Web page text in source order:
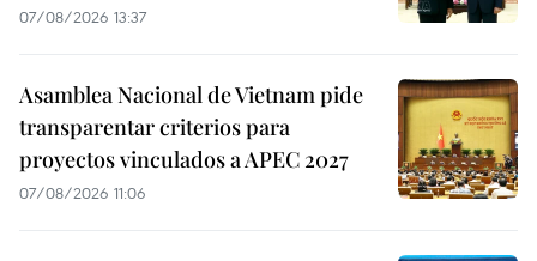
07/08/2026 13:37
Asamblea Nacional de Vietnam pide
transparentar criterios para
proyectos vinculados a APEC 2027
07/08/2026 11:06